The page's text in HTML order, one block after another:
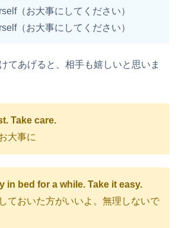
（お大事にしてください）
（お大事にしてください）
てあげると、相手も嬉しいと思いま
Take care.
大事に
in bed for a while. Take it easy.
ておいた方がいいよ。無理しないで